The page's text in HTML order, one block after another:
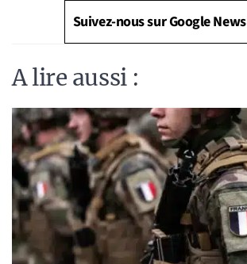
Suivez-nous sur Google News
A lire aussi :